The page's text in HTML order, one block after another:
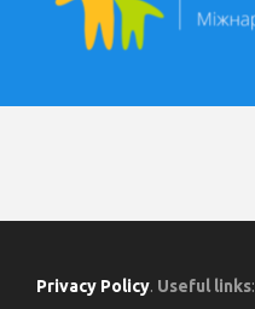
Privacy Policy. Useful links: